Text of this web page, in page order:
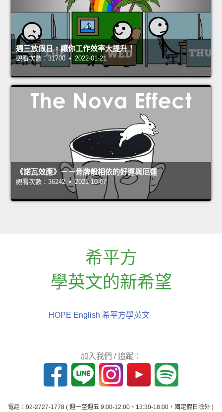
週三放假日，讓你工作效率大提升！
觀看次數：31700 • 2022-01-21
《諾瓦效應》－－骨牌般相依的好運與厄運
觀看次數：36242 • 2021-10-07
希平方
學英文的新希望
HOPE English 希平方學英文
加入我們 / 追蹤：
電話：02-2727-1778 ( 週一至週五 9:00-12:00、13:30-18:00，國定假日除外 )